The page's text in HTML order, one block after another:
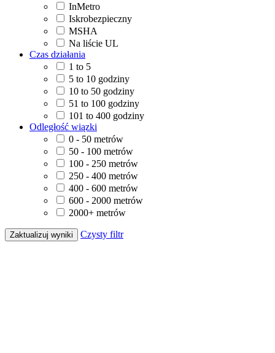
InMetro
Iskrobezpieczny
MSHA
Na liście UL
Czas działania
1 to 5
5 to 10 godziny
10 to 50 godziny
51 to 100 godziny
101 to 400 godziny
Odległość wiązki
0 - 50 metrów
50 - 100 metrów
100 - 250 metrów
250 - 400 metrów
400 - 600 metrów
600 - 2000 metrów
2000+ metrów
Zaktualizuj wyniki Czysty filtr